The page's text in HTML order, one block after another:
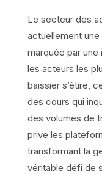
Le secteur des
actuellement
marquée par une
les acteurs les
baissier s’étire,
des cours qui
des volumes de
prive les
transformant la
véritable défi de